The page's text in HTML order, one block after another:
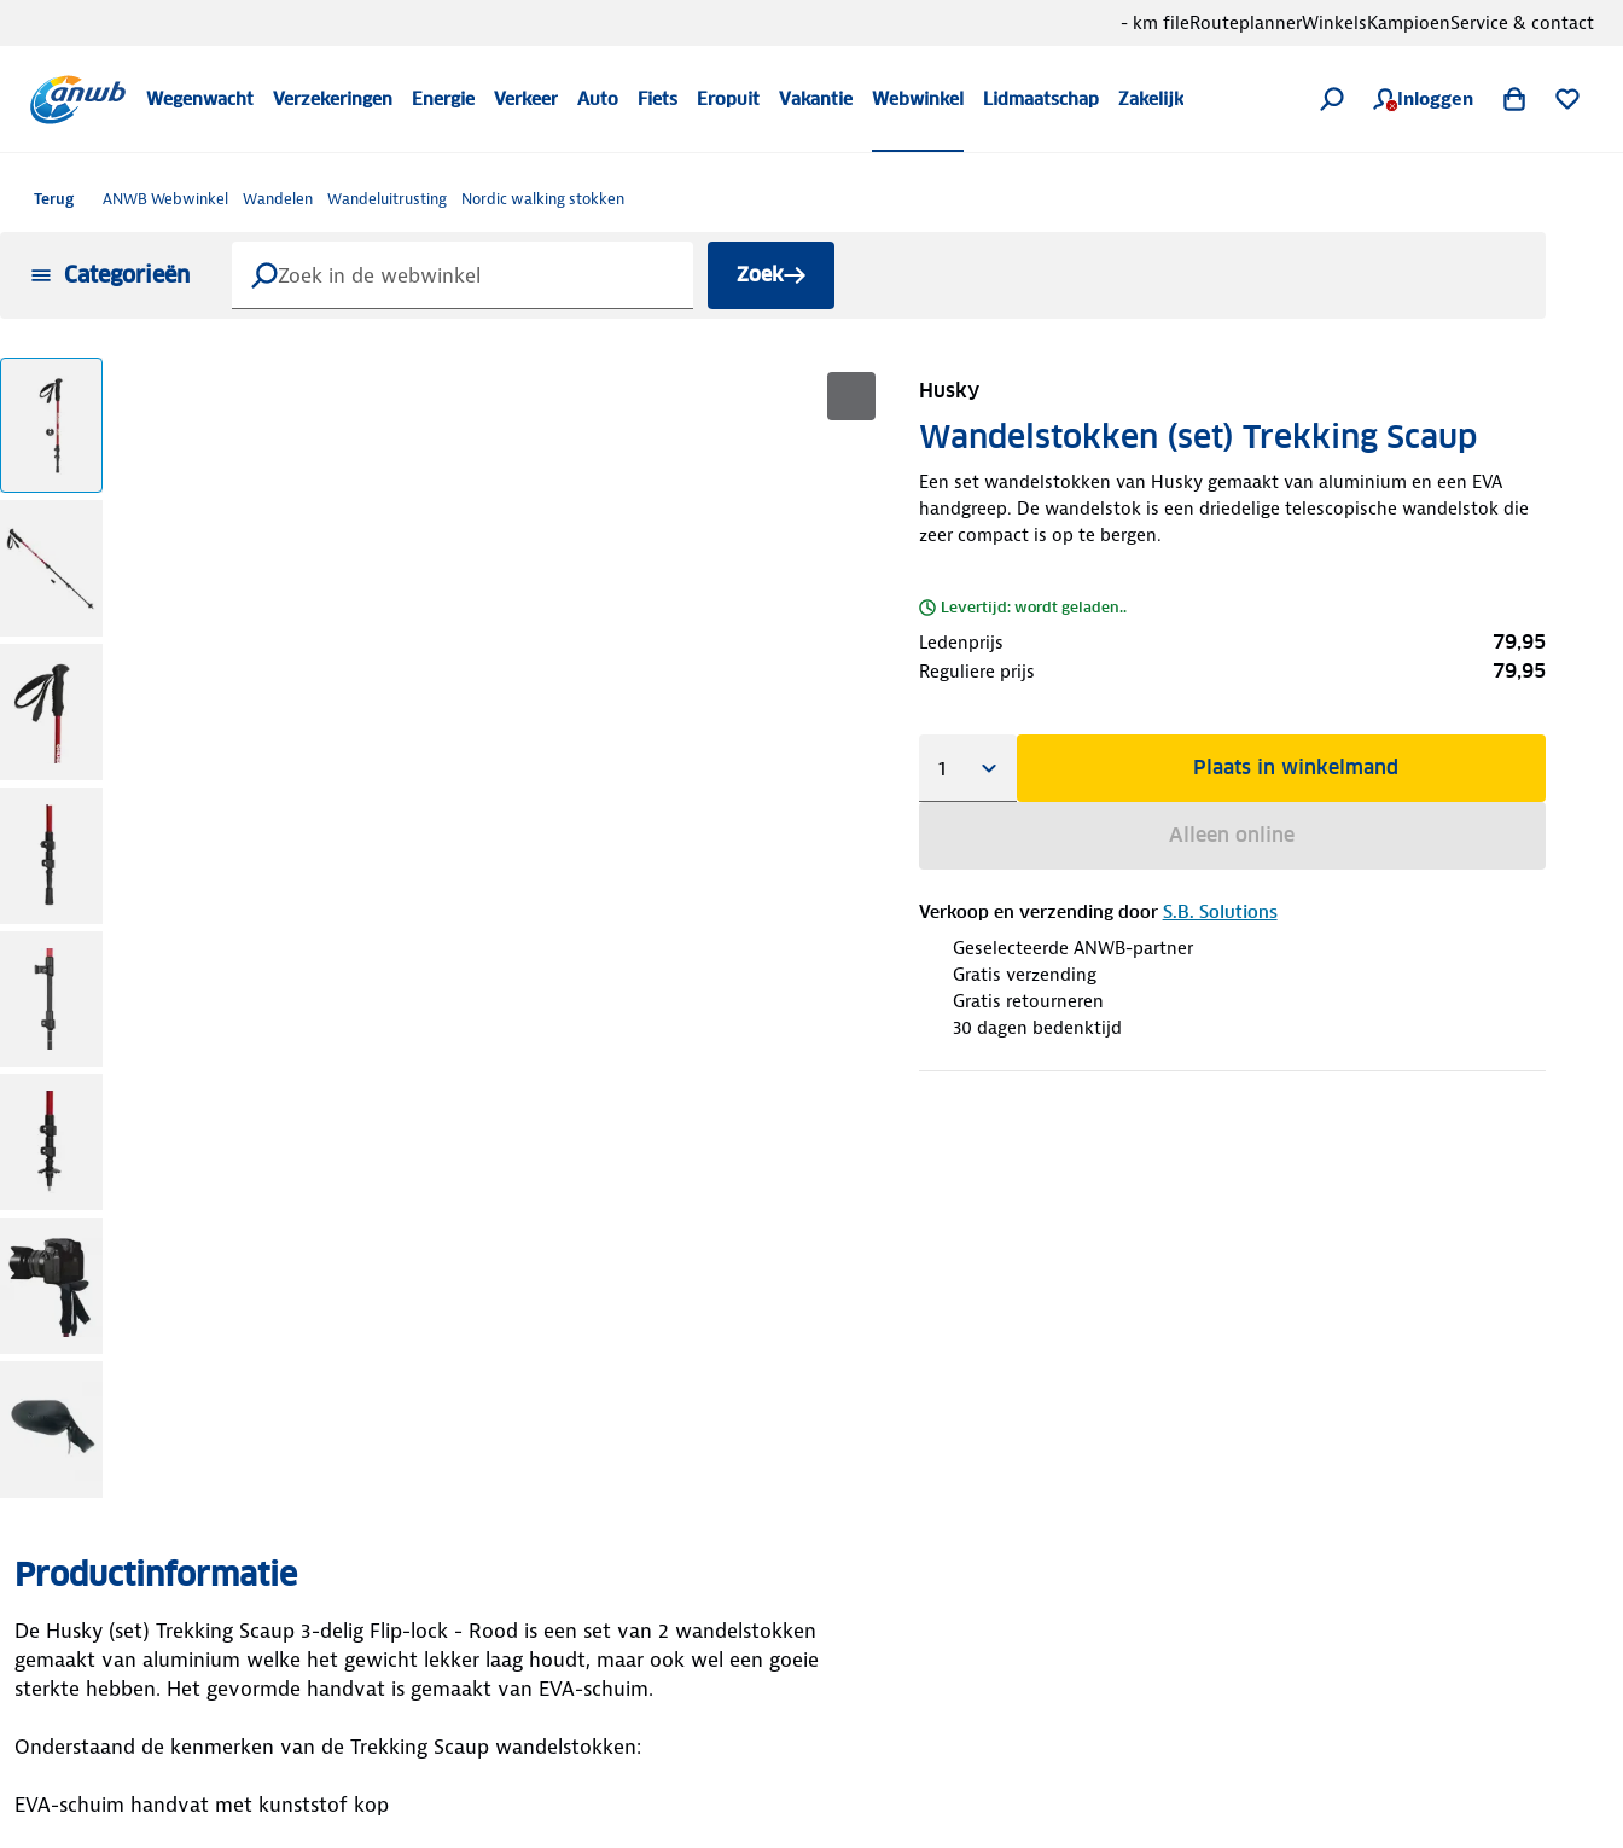
Wegenwacht Verzekeringen Energie Verkeer Auto Fiets Eropuit Vakantie Webwinkel Lidmaatschap Zakelijk Inloggen
- km fileRouteplannerWinkelsKampioenService & contact
Terug ANWB Webwinkel Wandelen Wandeluitrusting Nordic walking stokken
Categorieën Zoek
Husky
Wandelstokken (set) Trekking Scaup
Een set wandelstokken van Husky gemaakt van aluminium en een EVA
handgreep. De wandelstok is een driedelige telescopische wandelstok die
zeer compact is op te bergen.
Levertijd: wordt geladen..
Ledenprijs 79,95
Reguliere prijs 79,95
Plaats in winkelmand
Alleen online
Verkoop en verzending door S.B. Solutions
Geselecteerde ANWB-partner
Gratis verzending
Gratis retourneren
30 dagen bedenktijd
Productinformatie
De Husky (set) Trekking Scaup 3-delig Flip-lock - Rood is een set van 2 wandelstokken
gemaakt van aluminium welke het gewicht lekker laag houdt, maar ook wel een goeie
sterkte hebben. Het gevormde handvat is gemaakt van EVA-schuim.
Onderstaand de kenmerken van de Trekking Scaup wandelstokken:
EVA-schuim handvat met kunststof kop